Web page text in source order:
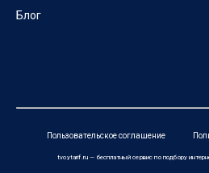
Блог
Пользовательское соглашение
tvoytarif.ru — бесплатный сервис по подбору